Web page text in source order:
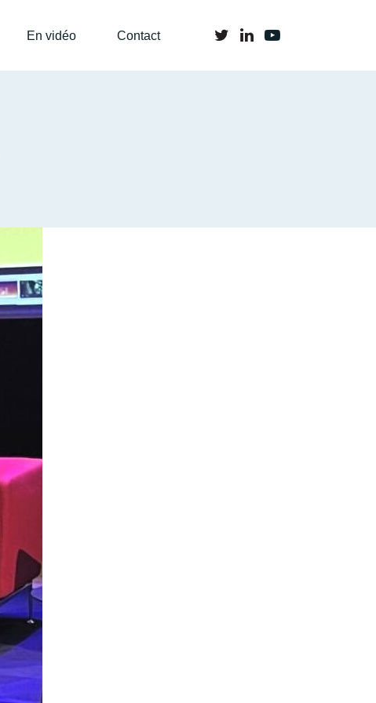
En vidéo Contact